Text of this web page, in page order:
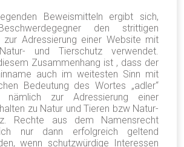
Beweismitteln ergibt sich,
den strittigen
zur Adressierung einer Website mit
und Tierschutz verwendet.
Zusammenhang ist , dass der
auch im weitesten Sinn mit
Bedeutung des Wortes „adler“
nämlich zur Adressierung einer
zu Natur und Tieren bzw Natur-
Rechte aus dem Namensrecht
nur dann erfolgreich geltend
wenn schutzwürdige Interessen